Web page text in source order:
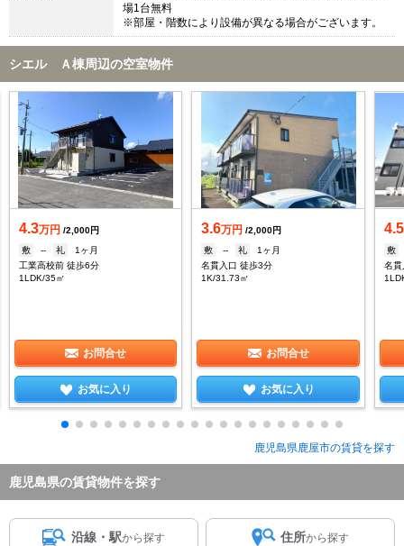
場1台無料
※部屋・階数により設備が異なる場合がございます。
シエル Ａ棟周辺の空室物件
4.3万円 /2,000円
敷
-- 礼
1ヶ月
工業高校前 徒歩6分
1LDK/35㎡
お問合せ
お気に入り
3.6万円 /2,000円
敷
-- 礼
1ヶ月
名貫入口 徒歩3分
1K/31.73㎡
お問合せ
お気に入り
4.5
敷
名貫
鹿児島県鹿屋市の賃貸を探す
鹿児島県の賃貸物件を探す
沿線・駅から探す 住所から探す